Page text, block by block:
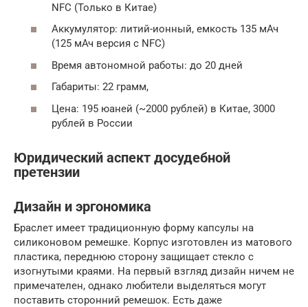
NFC (Только в Китае)
Аккумулятор: литий-ионный, емкость 135 мАч
(125 мАч версия с NFC)
Время автономной работы: до 20 дней
Габариты: 22 грамм,
Цена: 195 юаней (~2000 рублей) в Китае, 3000
рублей в России
Юридический аспект досудебной
претензии
Дизайн и эргономика
Браслет имеет традиционную форму капсулы на
силиконовом ремешке. Корпус изготовлен из матового
пластика, переднюю сторону защищает стекло с
изогнутыми краями. На первый взгляд дизайн ничем не
примечателен, однако любители выделяться могут
поставить сторонний ремешок. Есть даже